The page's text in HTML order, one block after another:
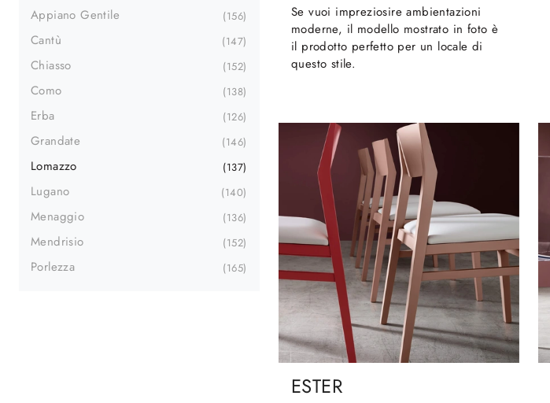
Appiano Gentile
156
Cantù 147
Chiasso 152
Como 138
Erba 126
Grandate 146
Lomazzo 137
Lugano 140
Menaggio 136
Mendrisio 152
Porlezza 165
Se vuoi impreziosire ambientazioni
moderne, il modello mostrato in foto è
il prodotto perfetto per un locale di
questo stile.
ESTER